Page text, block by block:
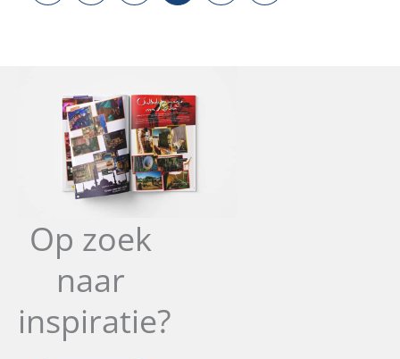
Op zoek
naar
inspiratie?